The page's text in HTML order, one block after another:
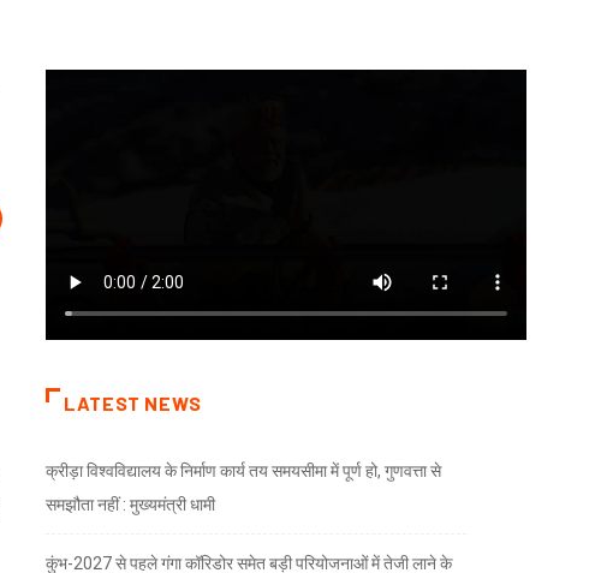
LATEST NEWS
क्रीड़ा विश्वविद्यालय के निर्माण कार्य तय समयसीमा में पूर्ण हो, गुणवत्ता से
समझौता नहीं : मुख्यमंत्री धामी
कुंभ-2027 से पहले गंगा कॉरिडोर समेत बड़ी परियोजनाओं में तेजी लाने के